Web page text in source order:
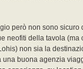
però non sono
neofiti della tavola
non sia la
una buona agenzia